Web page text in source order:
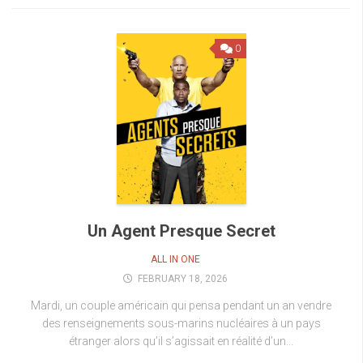
0
Un Agent Presque Secret
ALL IN ONE
FEBRUARY 18, 2026
Mardi, un couple américain qui pensa pendant un an vendre
des renseignements sous-marins nucléaires à un pays
étranger alors qu’il s’agissait en réalité d’un...